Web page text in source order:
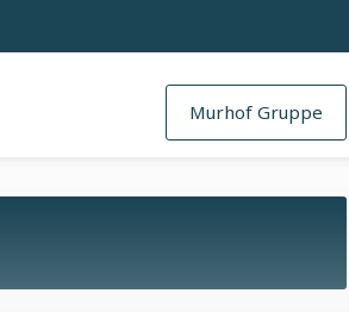
Murhof Gruppe